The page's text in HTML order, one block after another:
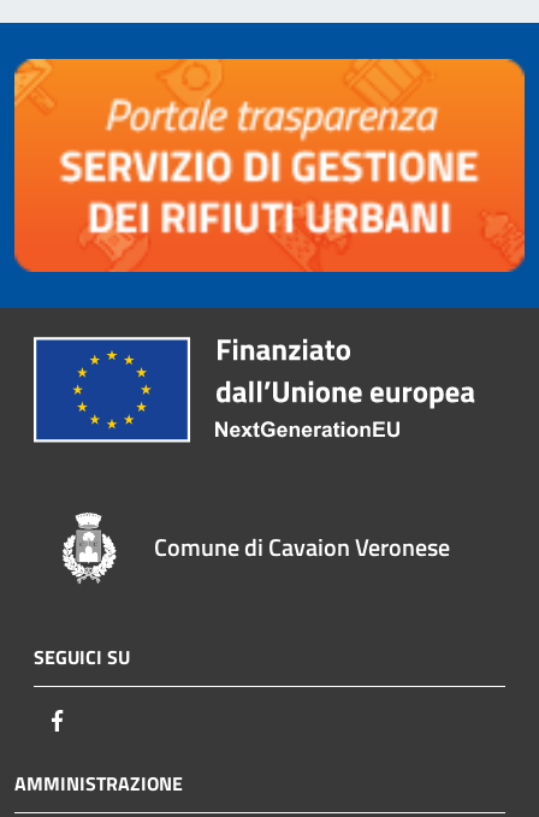
Comune di Cavaion Veronese
SEGUICI SU
AMMINISTRAZIONE